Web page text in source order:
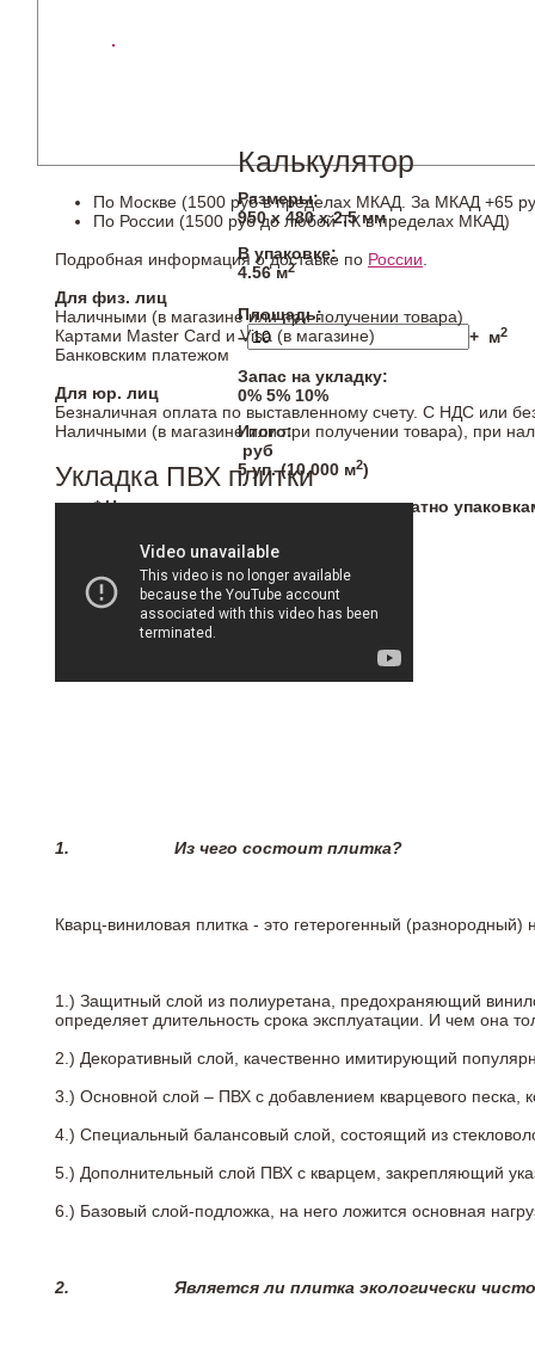
Калькулятор
Размеры:
950 х 480 х 2,5 мм
В упаковке:
4.56 м2
Площадь:
–
+ м2
Запас на укладку:
0% 5% 10%
Итого:
руб
5уп. (10,000 м2)
* Напольные покрытия продаются кратно
По Москве (1500 руб в пределах МКАД. За МКАД +65
По России (1500 руб до любой ТК в пределах МКАД)
Подробная информация о доставке по России.
Для физ. лиц
Наличными (в магазине или при получении товара)
Картами Master Card и Visa (в магазине)
Банковским платежом
Для юр. лиц
Безналичная оплата по выставленному счету. С НДС или
Наличными (в магазине или при получении товара), при
Укладка ПВХ плитки
1. Из чего состоит плитка?
Кварц-виниловая плитка - это гетерогенный
1.) Защитный слой из полиуретана, предохраняющий
определяет длительность срока эксплуатации. И чем она
2.) Декоративный слой, качественно имитирующий
3.) Основной слой – ПВХ с добавлением кварцевого песка,
4.) Специальный балансовый слой, состоящий из
5.) Дополнительный слой ПВХ с кварцем, закрепляющий
6.) Базовый слой-подложка, на него ложится основная
2. Является ли плитка экологически